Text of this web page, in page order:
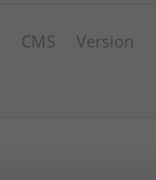
CMS Version